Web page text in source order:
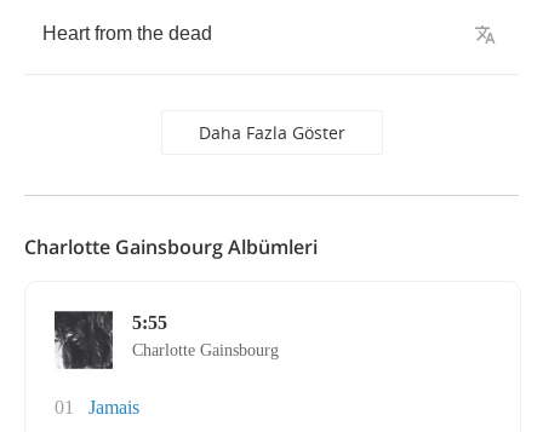
Heart from the dead
Daha Fazla Göster
Charlotte Gainsbourg Albümleri
5:55
Charlotte Gainsbourg
01
Jamais